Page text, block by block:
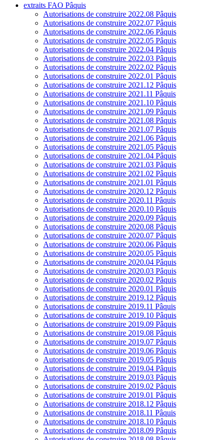
extraits FAO Pâquis
Autorisations de construire 2022.08 Pâquis
Autorisations de construire 2022.07 Pâquis
Autorisations de construire 2022.06 Pâquis
Autorisations de construire 2022.05 Pâquis
Autorisations de construire 2022.04 Pâquis
Autorisations de construire 2022.03 Pâquis
Autorisations de construire 2022.02 Pâquis
Autorisations de construire 2022.01 Pâquis
Autorisations de construire 2021.12 Pâquis
Autorisations de construire 2021.11 Pâquis
Autorisations de construire 2021.10 Pâquis
Autorisations de construire 2021.09 Pâquis
Autorisations de construire 2021.08 Pâquis
Autorisations de construire 2021.07 Pâquis
Autorisations de construire 2021.06 Pâquis
Autorisations de construire 2021.05 Pâquis
Autorisations de construire 2021.04 Pâquis
Autorisations de construire 2021.03 Pâquis
Autorisations de construire 2021.02 Pâquis
Autorisations de construire 2021.01 Pâquis
Autorisations de construire 2020.12 Pâquis
Autorisations de construire 2020.11 Pâquis
Autorisations de construire 2020.10 Pâquis
Autorisations de construire 2020.09 Pâquis
Autorisations de construire 2020.08 Pâquis
Autorisations de construire 2020.07 Pâquis
Autorisations de construire 2020.06 Pâquis
Autorisations de construire 2020.05 Pâquis
Autorisations de construire 2020.04 Pâquis
Autorisations de construire 2020.03 Pâquis
Autorisations de construire 2020.02 Pâquis
Autorisations de construire 2020.01 Pâquis
Autorisations de construire 2019.12 Pâquis
Autorisations de construire 2019.11 Pâquis
Autorisations de construire 2019.10 Pâquis
Autorisations de construire 2019.09 Pâquis
Autorisations de construire 2019.08 Pâquis
Autorisations de construire 2019.07 Pâquis
Autorisations de construire 2019.06 Pâquis
Autorisations de construire 2019.05 Pâquis
Autorisations de construire 2019.04 Pâquis
Autorisations de construire 2019.03 Pâquis
Autorisations de construire 2019.02 Pâquis
Autorisations de construire 2019.01 Pâquis
Autorisations de construire 2018.12 Pâquis
Autorisations de construire 2018.11 Pâquis
Autorisations de construire 2018.10 Pâquis
Autorisations de construire 2018.09 Pâquis